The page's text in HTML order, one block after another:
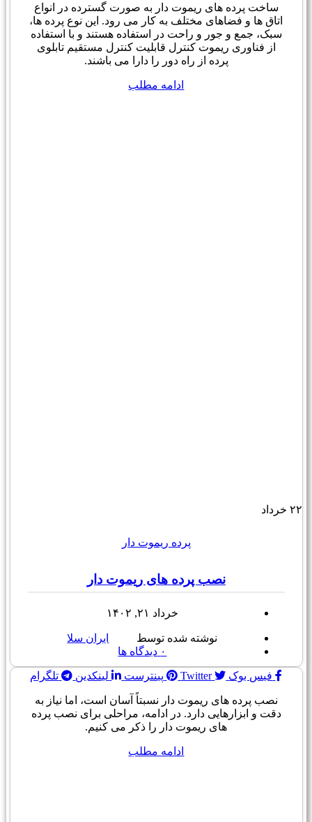
ساخت پرده های ریموت دار به صورت گسترده در انواع
اتاق ها و فضاهای مختلف به کار می رود. این نوع پرده ها،
سبک، جمع و جور و راحت در استفاده هستند و با استفاده
از فناوری ریموت کنترل قابلیت کنترل مستقیم تابلوی
پرده از راه دور را دارا می باشند.
ادامه مطلب
۲۲ خرداد
پرده ریموت دار
نصب پرده های ریموت دار
خرداد ۲۱, ۱۴۰۲
نوشته شده توسط
ایران سلا
۰ دیدگاه ها
فیس بوک Twitter پینترست لینکدین تلگرام
نصب پرده های ریموت دار نسبتاً آسان است، اما نیاز به
دقت و ابزارهایی دارد. در ادامه، مراحلی برای نصب پرده
های ریموت دار را ذکر می کنیم.
ادامه مطلب